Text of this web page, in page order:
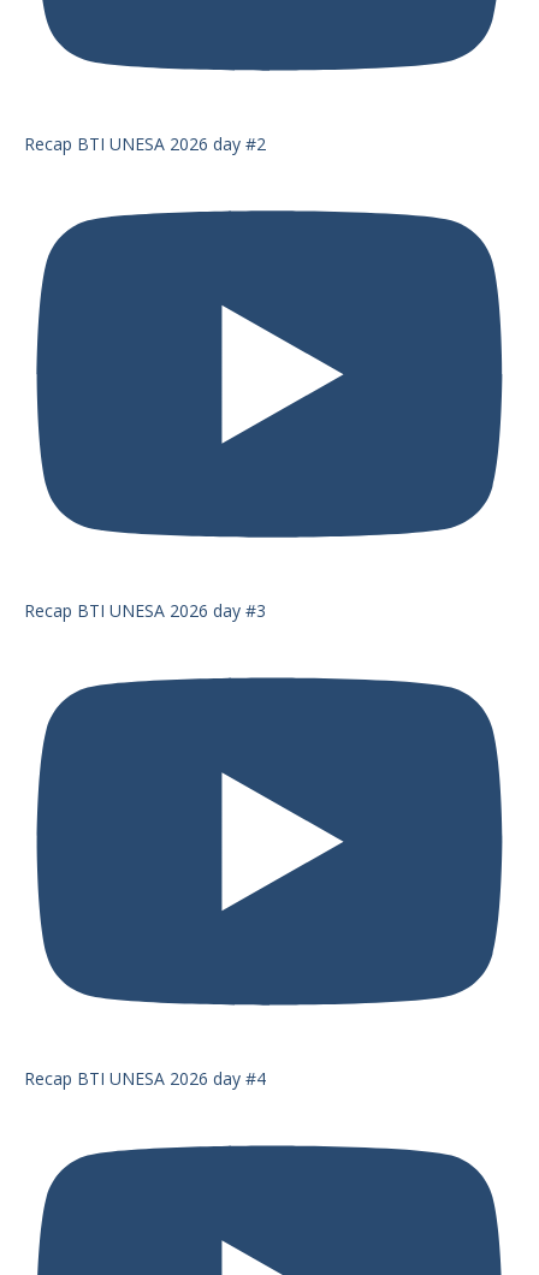
Recap BTI UNESA 2026 day #2
Recap BTI UNESA 2026 day #3
Recap BTI UNESA 2026 day #4